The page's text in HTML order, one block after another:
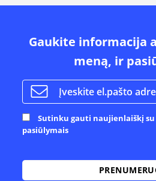
Gaukite informacija
meną, ir
Sutinku gauti naujienlaiškį
pasiūlymais